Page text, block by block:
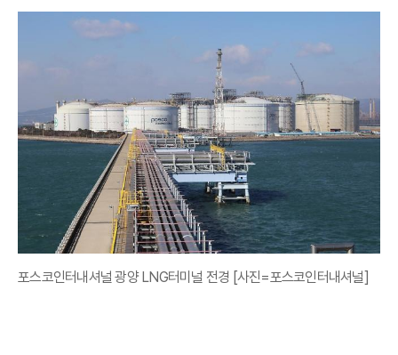
포스코인터내셔널 광양 LNG터미널 전경 [사진=포스코인터내셔널]